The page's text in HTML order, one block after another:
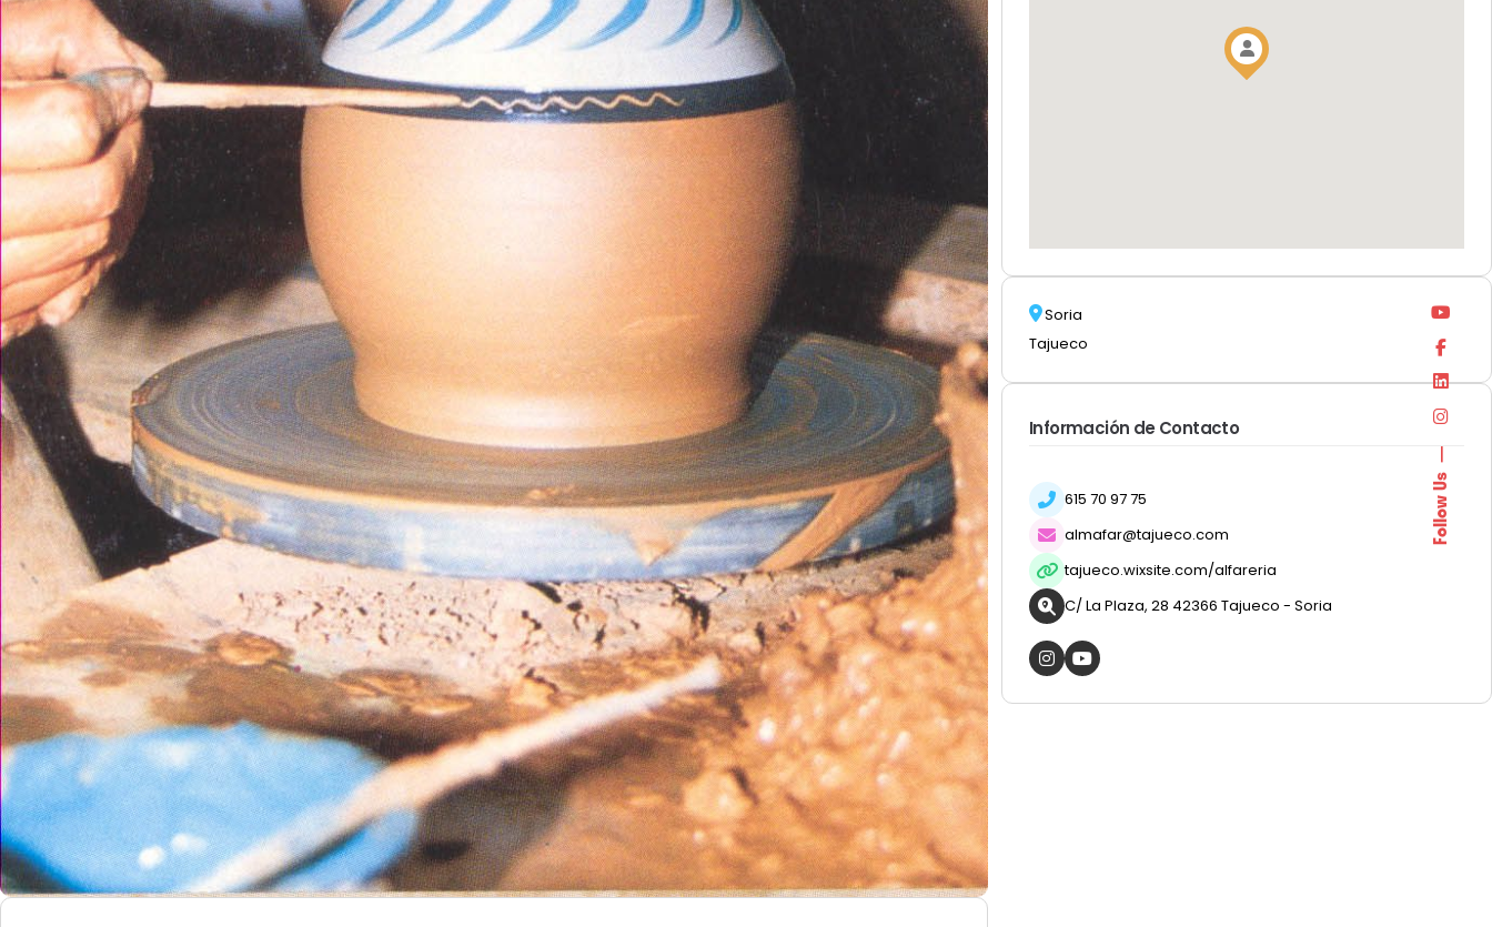
Follow Us
Soria
Tajueco
Información de Contacto
615 70 97 75
almafar@tajueco.com
tajueco.wixsite.com/alfareria
C/ La Plaza, 28 42366 Tajueco - Soria